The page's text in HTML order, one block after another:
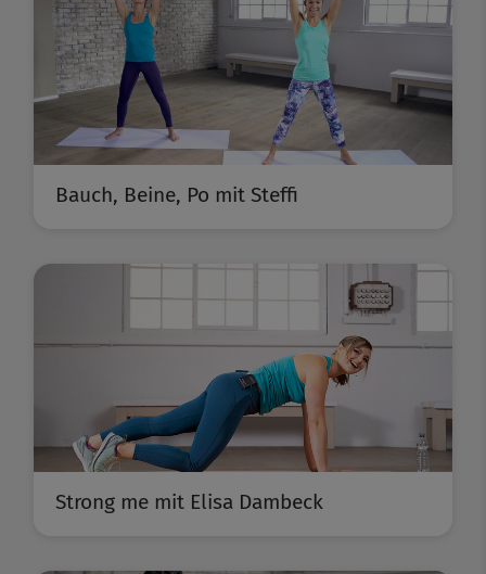
Bauch, Beine, Po mit Steffi
Strong me mit Elisa Dambeck